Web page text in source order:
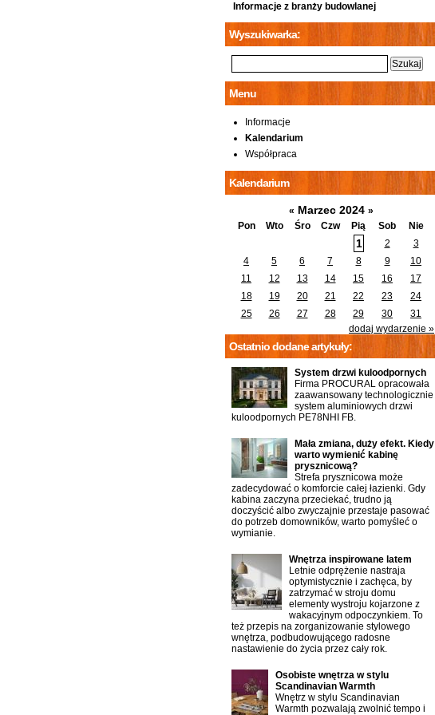
Informacje z branży budowlanej
Wyszukiwarka:
Menu
Informacje
Kalendarium
Współpraca
Kalendarium
« Marzec 2024 »
Pon
Wto Śro Czw Pią Sob Nie
1 2
3
4
5 6 7 8 9
10
11
12 13 14 15 16
17
18
19 20 21 22 23
24
25
26 27 28 29 30
31
dodaj wydarzenie »
Ostatnio dodane artykuły:
System drzwi kuloodpornych
Firma PROCURAL opracowała
zaawansowany technologicznie
system aluminiowych drzwi
kuloodpornych PE78NHI FB.
Mała zmiana, duży efekt. Kiedy
warto wymienić kabinę
prysznicową?
Strefa prysznicowa może
zadecydować o komforcie całej łazienki. Gdy
kabina zaczyna przeciekać, trudno ją
doczyścić albo zwyczajnie przestaje pasować
do potrzeb domowników, warto pomyśleć o
wymianie.
Wnętrza inspirowane latem
Letnie odprężenie nastraja
optymistycznie i zachęca, by
zatrzymać w stroju domu
elementy wystroju kojarzone z
wakacyjnym odpoczynkiem. To
też przepis na zorganizowanie stylowego
wnętrza, podbudowującego radosne
nastawienie do życia przez cały rok.
Osobiste wnętrza w stylu
Scandinavian Warmth
Wnętrz w stylu Scandinavian
Warmth pozwalają zwolnić tempo i